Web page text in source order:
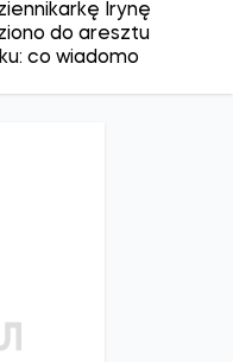
Irynę
do aresztu
co wiadomo